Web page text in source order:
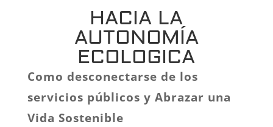
HACIA LA
AUTONOMÍA
ECOLOGICA
Como desconectarse de los
servicios públicos y Abrazar una
Vida Sostenible